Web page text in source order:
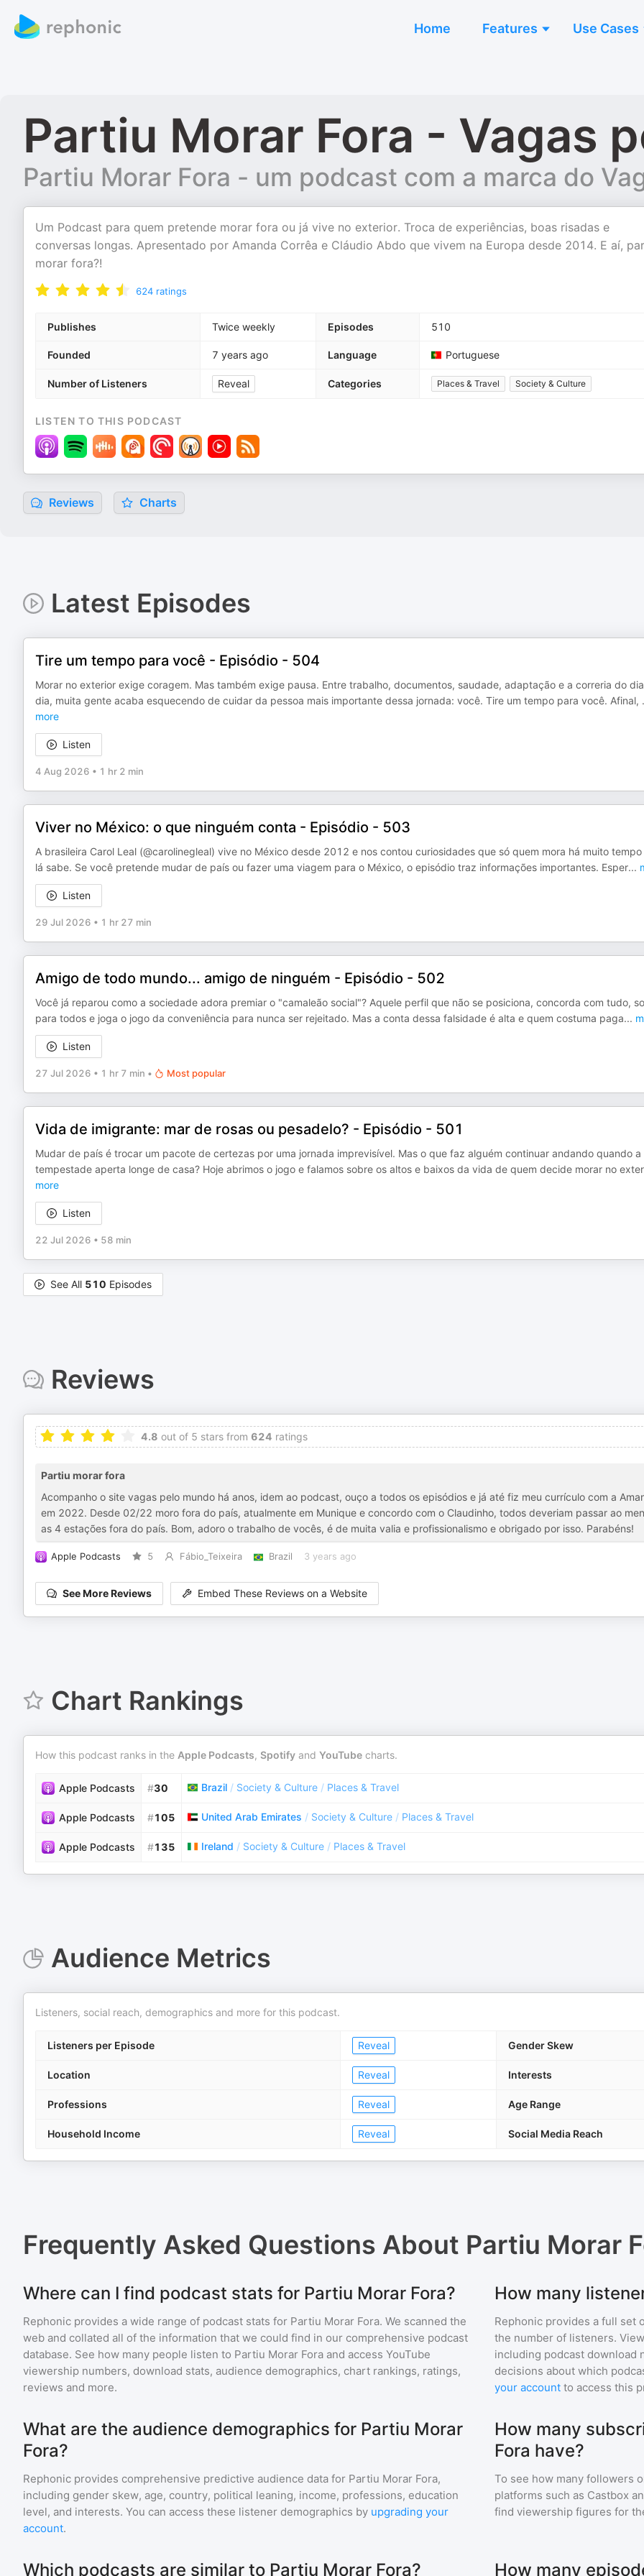
Home Features Use Cases
Partiu Morar Fora - Vagas
Partiu Morar Fora - um podcast com a marca do
Um Podcast para quem pretende morar fora ou já vive no exterior. Troca de experiências, boas risadas e
conversas longas. Apresentado por Amanda Corrêa e Cláudio Abdo que vivem na Europa desde 2014. E aí,
morar fora?!
624 ratings
Publishes Twice weekly Episodes 510
Founded 7 years ago Language Portuguese
Number of Listeners Reveal Categories Places & Travel Society & Culture
LISTEN TO THIS PODCAST
Reviews Charts
Latest Episodes
Tire um tempo para você - Episódio - 504
Morar no exterior exige coragem. Mas também exige pausa. Entre trabalho, documentos, saudade, adaptação e a correria do
dia, muita gente acaba esquecendo de cuidar da pessoa mais importante dessa jornada: você. Tire um tempo para você. Afinal,
more
Listen
4 Aug 2026 • 1 hr 2 min
Viver no México: o que ninguém conta - Episódio - 503
A brasileira Carol Leal (@carolinegleal) vive no México desde 2012 e nos contou curiosidades que só quem mora há muito
lá sabe. Se você pretende mudar de país ou fazer uma viagem para o México, o episódio traz informações importantes. Esper...
Listen
29 Jul 2026 • 1 hr 27 min
Amigo de todo mundo... amigo de ninguém - Episódio - 502
Você já reparou como a sociedade adora premiar o "camaleão social"? Aquele perfil que não se posiciona, concorda com tudo,
para todos e joga o jogo da conveniência para nunca ser rejeitado. Mas a conta dessa falsidade é alta e quem costuma paga...
Listen
27 Jul 2026 • 1 hr 7 min • Most popular
Vida de imigrante: mar de rosas ou pesadelo? - Episódio - 501
Mudar de país é trocar um pacote de certezas por uma jornada imprevisível. Mas o que faz alguém continuar andando quando a
tempestade aperta longe de casa? Hoje abrimos o jogo e falamos sobre os altos e baixos da vida de quem decide morar no
more
Listen
22 Jul 2026 • 58 min
See All 510 Episodes
Reviews
4.8 out of 5 stars from 624 ratings
Partiu morar fora
Acompanho o site vagas pelo mundo há anos, idem ao podcast, ouço a todos os episódios e já até fiz meu currículo com a
em 2022. Desde 02/22 moro fora do país, atualmente em Munique e concordo com o Claudinho, todos deveriam passar ao
as 4 estações fora do país. Bom, adoro o trabalho de vocês, é de muita valia e profissionalismo e obrigado por isso. Parabéns!
Apple Podcasts 5 Fábio_Teixeira Brazil 3 years ago
See More Reviews Embed These Reviews on a Website
Chart Rankings
How this podcast ranks in the Apple Podcasts, Spotify and YouTube charts.
Apple Podcasts #30 Brazil / Society & Culture / Places & Travel
Apple Podcasts #105 United Arab Emirates / Society & Culture / Places & Travel
Apple Podcasts #135 Ireland / Society & Culture / Places & Travel
Audience Metrics
Listeners, social reach, demographics and more for this podcast.
Listeners per Episode Reveal Gender Skew
Location Reveal Interests
Professions Reveal Age Range
Household Income Reveal Social Media Reach
Frequently Asked Questions About Partiu Morar
Where can I find podcast stats for Partiu Morar Fora?
Rephonic provides a wide range of podcast stats for Partiu Morar Fora. We scanned the
web and collated all of the information that we could find in our comprehensive podcast
database. See how many people listen to Partiu Morar Fora and access YouTube
viewership numbers, download stats, audience demographics, chart rankings, ratings,
reviews and more.
How many
Rephonic provides a full set
the number of listeners.
including podcast download
decisions about which
your account to access this
What are the audience demographics for Partiu Morar
Fora?
Rephonic provides comprehensive predictive audience data for Partiu Morar Fora,
including gender skew, age, country, political leaning, income, professions, education
level, and interests. You can access these listener demographics by upgrading your
account.
How many
Fora have?
To see how many followers
platforms such as Castbox
find viewership figures for
Which podcasts are similar to Partiu Morar Fora? How many